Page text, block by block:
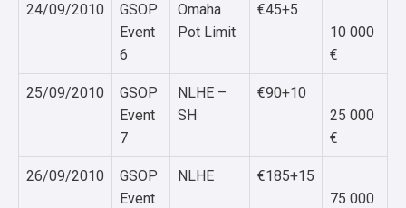
24/09/2010
GSOP
Event
6
Omaha
Pot Limit
€45+5
10 000
€
25/09/2010
GSOP
Event
7
NLHE –
SH
€90+10
25 000
€
26/09/2010
GSOP
Event
NLHE
€185+15
75 000